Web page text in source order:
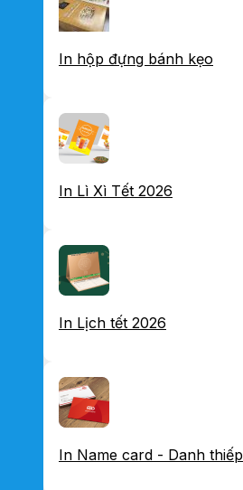
In hộp đựng bánh kẹo
In Lì Xì Tết 2026
In Lịch tết 2026
In Name card - Danh thiếp